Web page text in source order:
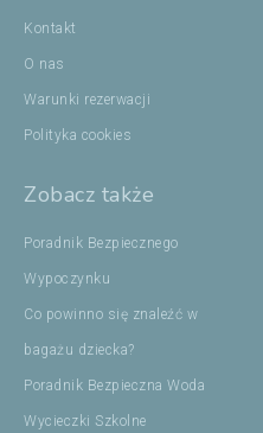
Kontakt
O nas
Warunki rezerwacji
Polityka cookies
Zobacz także
Poradnik Bezpiecznego
Wypoczynku
Co powinno się znaleźć w
bagażu dziecka?
Poradnik Bezpieczna Woda
Wycieczki Szkolne